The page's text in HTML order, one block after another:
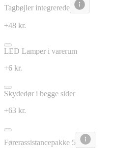
Tagbøjler integrerede
+48 kr.
LED Lamper i varerum
+6 kr.
Skydedør i begge sider
+63 kr.
Førerassistancepakke 5